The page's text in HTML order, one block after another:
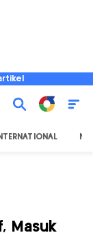
Masuk